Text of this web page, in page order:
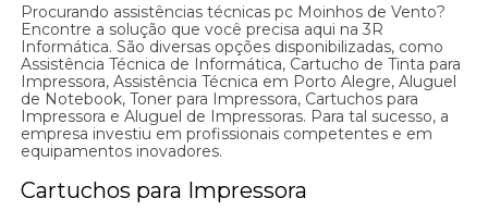
Procurando assistências técnicas pc Moinhos de Vento?
Encontre a solução que você precisa aqui na 3R
Informática. São diversas opções disponibilizadas, como
Assistência Técnica de Informática, Cartucho de Tinta para
Impressora, Assistência Técnica em Porto Alegre, Aluguel
de Notebook, Toner para Impressora, Cartuchos para
Impressora e Aluguel de Impressoras. Para tal sucesso, a
empresa investiu em profissionais competentes e em
equipamentos inovadores.
Cartuchos para Impressora